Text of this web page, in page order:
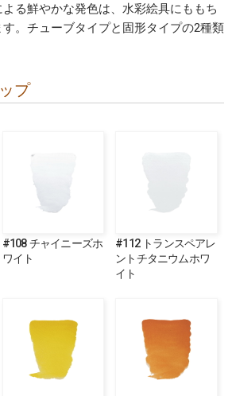
る鮮やかな発色は、水彩絵具にももち
。チューブタイプと固形タイプの2種類
プ
#108 チャイニーズホ
ワイト
#112 トランスペアレ
ントチタニウムホワ
イト